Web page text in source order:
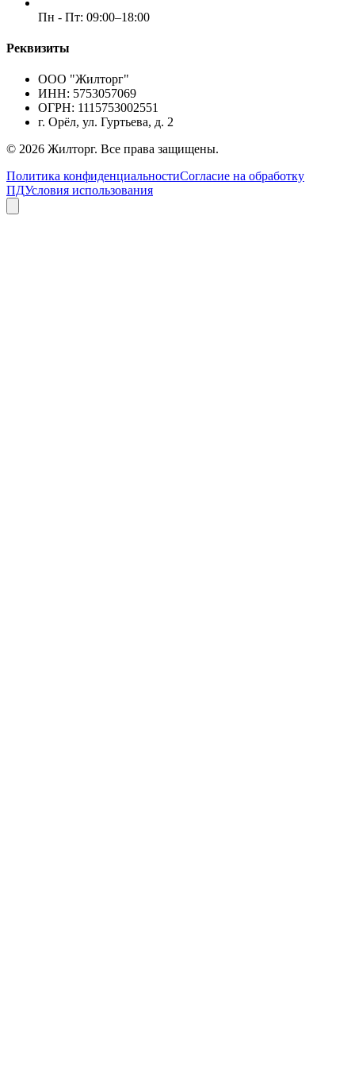
Пн - Пт: 09:00–18:00
Реквизиты
ООО "Жилторг"
ИНН: 5753057069
ОГРН: 1115753002551
г. Орёл, ул. Гуртьева, д. 2
© 2026 Жилторг. Все права защищены.
Политика конфиденциальностиСогласие на обработку
ПДУсловия использования